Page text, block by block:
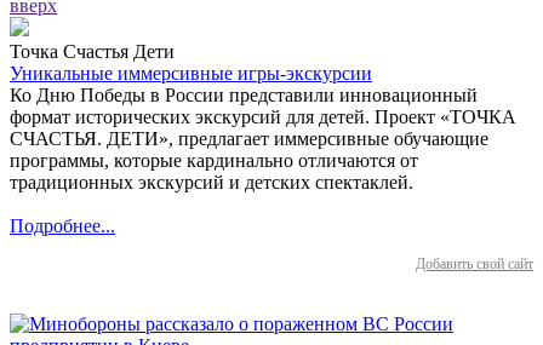
вверх
Точка Счастья Дети
Уникальные иммерсивные игры-экскурсии
Ко Дню Победы в России представили инновационный
формат исторических экскурсий для детей. Проект «ТОЧКА
СЧАСТЬЯ. ДЕТИ», предлагает иммерсивные обучающие
программы, которые кардинально отличаются от
традиционных экскурсий и детских спектаклей.
Подробнее...
Добавить свой сайт